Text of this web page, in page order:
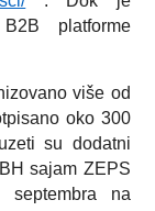
platforme
više od
oko 300
su dodatni
sajam ZEPS
na